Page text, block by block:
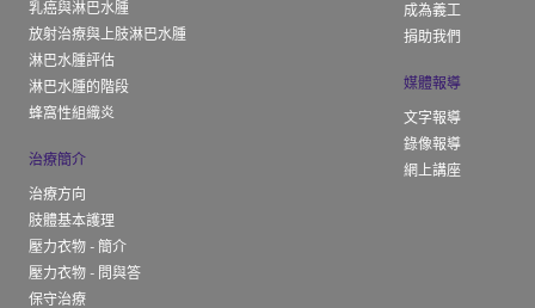
乳癌與淋巴水腫
放射治療與上肢淋巴水腫
淋巴水腫評估
淋巴水腫的階段
蜂窩性組織炎
治療簡介
治療方向
肢體基本護理
壓力衣物 - 簡介
壓力衣物 - 問與答
保守治療
成為義工
捐助我們
媒體報導
文字報導
錄像報導
網上講座